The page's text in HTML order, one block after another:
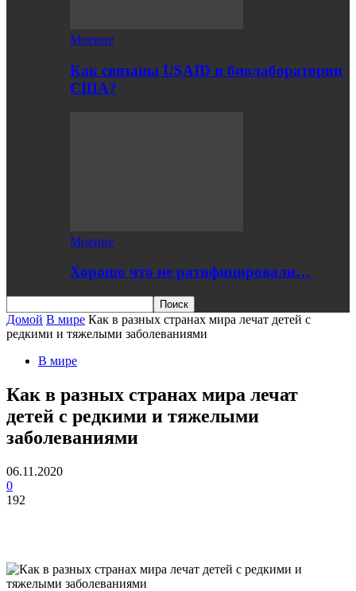
Мнение
Как связаны USAID и биолаборатории
США?
Мнение
Хорошо что не ратифицировали…
Домой В мире Как в разных странах мира лечат детей с
редкими и тяжелыми заболеваниями
В мире
Как в разных странах мира лечат
детей с редкими и тяжелыми
заболеваниями
06.11.2020
0
192